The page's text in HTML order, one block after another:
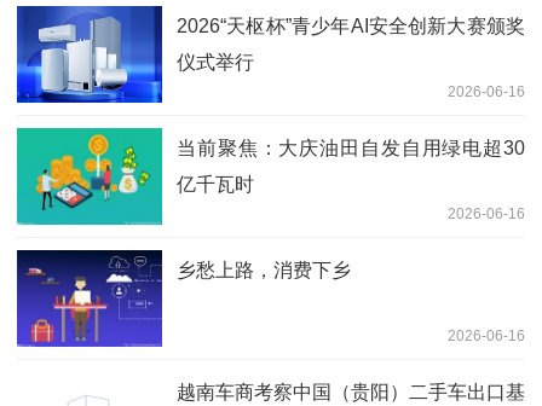
2026“天枢杯”青少年AI安全创新大赛颁奖
仪式举行
2026-06-16
当前聚焦：大庆油田自发自用绿电超30
亿千瓦时
2026-06-16
乡愁上路，消费下乡
2026-06-16
越南车商考察中国（贵阳）二手车出口基